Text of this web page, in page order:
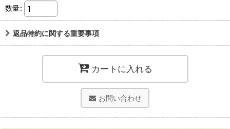
数量:
返品特約に関する重要事項
カートに入れる
お問い合わせ